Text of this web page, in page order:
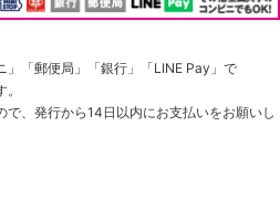
「郵便局」「銀行」「LINE Pay」で
、発行から14日以内にお支払いをお願いし